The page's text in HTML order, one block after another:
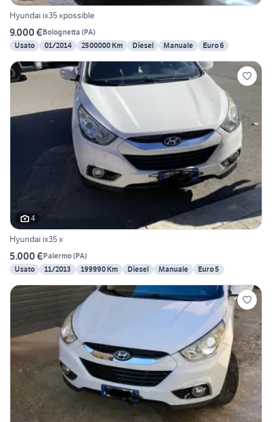
Hyundai ix35 xpossible
9.000 €Bolognetta (PA)
Usato
01/2014 2500000 Km Diesel Manuale Euro 6
4
Hyundai ix35 x
5.000 €Palermo(PA)
Usato
11/2013 199990 Km Diesel Manuale Euro 5